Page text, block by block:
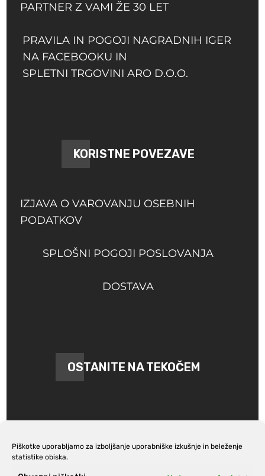
Piškotke uporabljamo za izboljšanje uporabniške izkušnje in beleženje
statistike obiska.
PARTNER Z VAMI ŽE 30 LET
PRAVILA IN POGOJI NAGRADNIH IGER
NA FACEBOOKU IN
SPLETNI TRGOVINI ARO D.O.O.
KORISTNE POVEZAVE
IZJAVA O VAROVANJU OSEBNIH
PODATKOV
SPLOŠNI POGOJI POSLOVANJA
DOSTAVA
OSTANITE NA TEKOČEM